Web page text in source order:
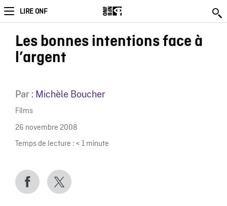
LIRE ONF
Les bonnes intentions face à
l’argent
Par : Michèle Boucher
Films
26 novembre 2008
Temps de lecture : < 1 minute